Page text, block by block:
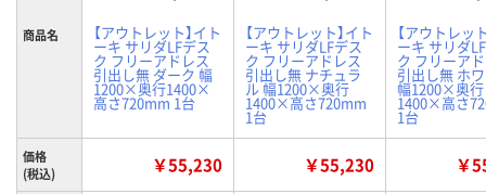
商品名 【アウトレット】イト
ーキ サリダLFデス
ク フリーアドレス
引出し無 ダーク 幅
1200×奥行1400×
高さ720mm 1台
【アウトレット】イト
ーキ サリダLFデス
ク フリーアドレス
引出し無 ナチュラ
ル 幅1200×奥行
1400×高さ720mm
1台
【アウトレッ
ーキ サリダ
ク フリーア
引出し無 ホ
幅1200×奥行
1400×高さ
1台
価格
(税込)
￥55,230 ￥55,230 ￥